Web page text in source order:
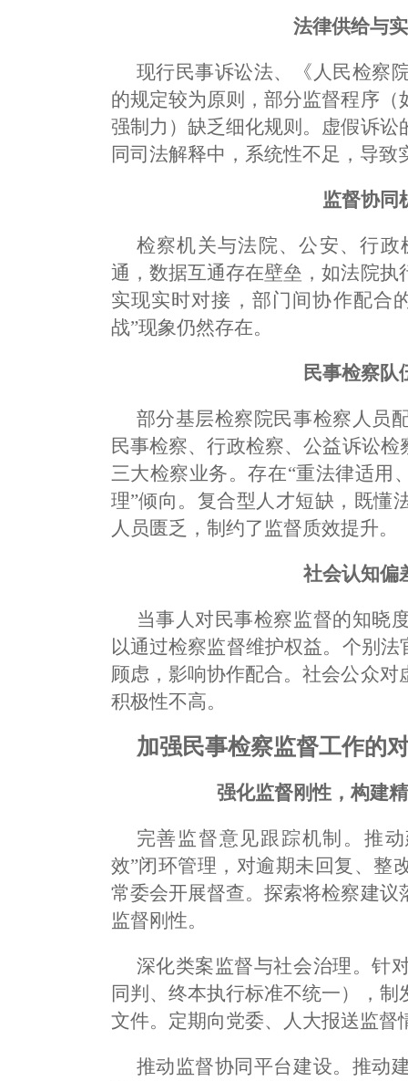
法律供给与
现行民事诉讼法、《人民检察
的规定较为原则，部分监督程序
强制力）缺乏细化规则。虚假诉
同司法解释中，系统性不足，导致
监督协同
检察机关与法院、公安、行
通，数据互通存在壁垒，如法院
实现实时对接，部门间协作配合
战”现象仍然存在。
民事检察队
部分基层检察院民事检察人员
民事检察、行政检察、公益诉讼
三大检察业务。存在“重法律适用
理”倾向。复合型人才短缺，既懂
人员匮乏，制约了监督质效提升。
社会认知偏
当事人对民事检察监督的知晓
以通过检察监督维护权益。个别
顾虑，影响协作配合。社会公众
积极性不高。
加强民事检察监督工作的
强化监督刚性，构建
完善监督意见跟踪机制。推
效”闭环管理，对逾期未回复、整
常委会开展督查。探索将检察建
监督刚性。
深化类案监督与社会治理。针
同判、终本执行标准不统一），
文件。定期向党委、人大报送监
推动监督协同平台建设。推动